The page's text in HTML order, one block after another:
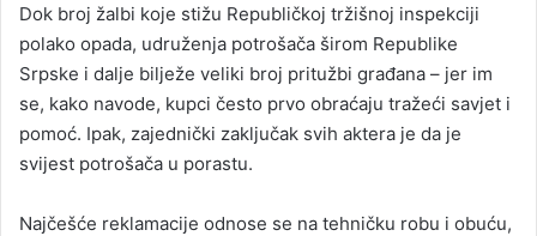
d
a
n
e
m
a
l
Dok broj žalbi koje stižu Republičkoj tržišnoj inspekciji
polako opada, udruženja potrošača širom Republike
Srpske i dalje bilježe veliki broj pritužbi građana – jer im
se, kako navode, kupci često prvo obraćaju tražeći savjet i
pomoć. Ipak, zajednički zaključak svih aktera je da je
svijest potrošača u porastu.
Najčešće reklamacije odnose se na tehničku robu i obuću,